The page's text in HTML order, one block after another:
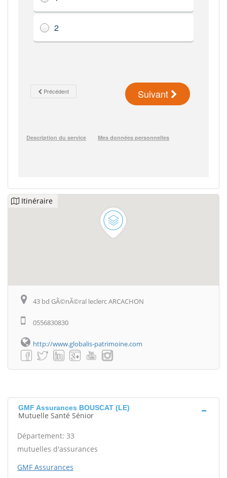
Itinéraire
43 bd GÃ©nÃ©ral leclerc ARCACHON
0556830830
http://www.globalis-patrimoine.com
GMF Assurances BOUSCAT (LE)
Mutuelle Santé Sénior
Département: 33
mutuelles d'assurances
GMF Assurances